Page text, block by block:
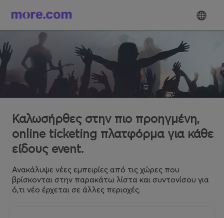
Καλωσήρθες στην πιο προηγμένη,
online ticketing πλατφόρμα για κάθε
είδους event.
Ανακάλυψε νέες εμπειρίες από τις χώρες που
βρίσκονται στην παρακάτω λίστα και συντονίσου για
ό,τι νέο έρχεται σε άλλες περιοχές.